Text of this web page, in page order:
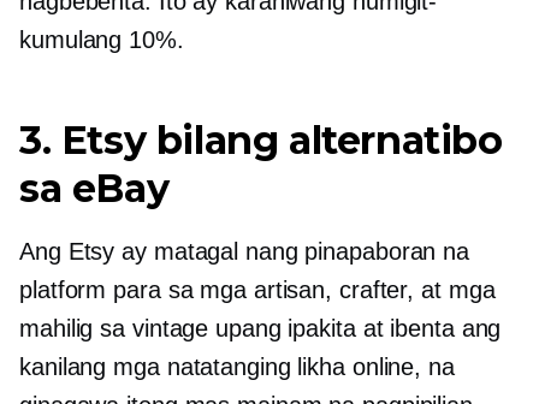
kumulang 10%.
3. Etsy bilang alternatibo
sa eBay
Ang Etsy ay matagal nang pinapaboran na
platform para sa mga artisan, crafter, at mga
mahilig sa vintage upang ipakita at ibenta ang
kanilang mga natatanging likha online, na